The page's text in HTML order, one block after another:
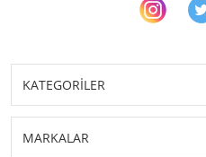
KATEGORİLER
MARKALAR